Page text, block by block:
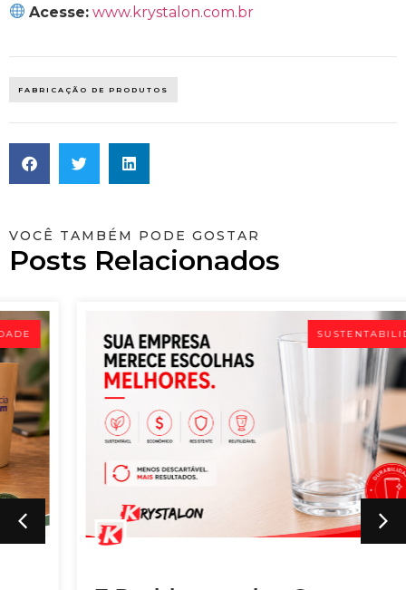
Acesse: www.krystalon.com.br
FABRICAÇÃO DE PRODUTOS
VOCÊ TAMBÉM PODE GOSTAR
Posts Relacionados
SUSTENTABILIDADE